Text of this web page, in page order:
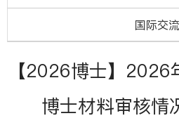
国际交流
【2026博士】
博士材料审核情